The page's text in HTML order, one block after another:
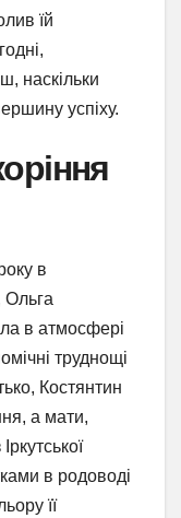
їй
наскільки
успіху.
в
Ольга
в атмосфері
труднощі
Костянтин
а мати,
в родоводі
її